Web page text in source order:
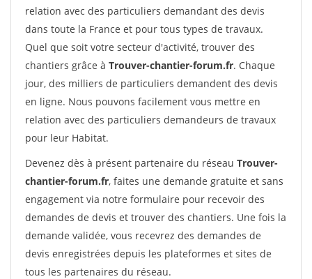
relation avec des particuliers demandant des devis
dans toute la France et pour tous types de travaux.
Quel que soit votre secteur d'activité, trouver des
chantiers grâce à Trouver-chantier-forum.fr. Chaque
jour, des milliers de particuliers demandent des devis
en ligne. Nous pouvons facilement vous mettre en
relation avec des particuliers demandeurs de travaux
pour leur Habitat.
Devenez dès à présent partenaire du réseau Trouver-
chantier-forum.fr, faites une demande gratuite et sans
engagement via notre formulaire pour recevoir des
demandes de devis et trouver des chantiers. Une fois la
demande validée, vous recevrez des demandes de
devis enregistrées depuis les plateformes et sites de
tous les partenaires du réseau.